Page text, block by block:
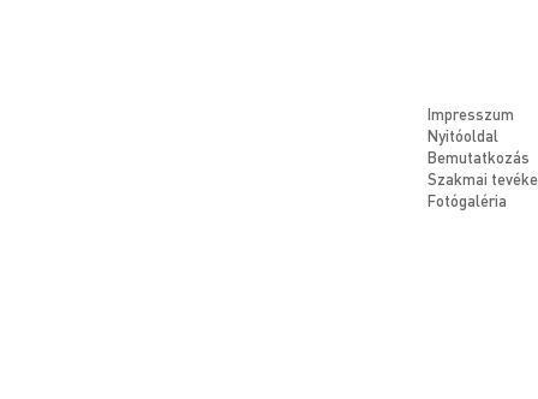
Impresszum
Nyitóoldal
Bemutatkozás
Szakmai
Fotógaléria